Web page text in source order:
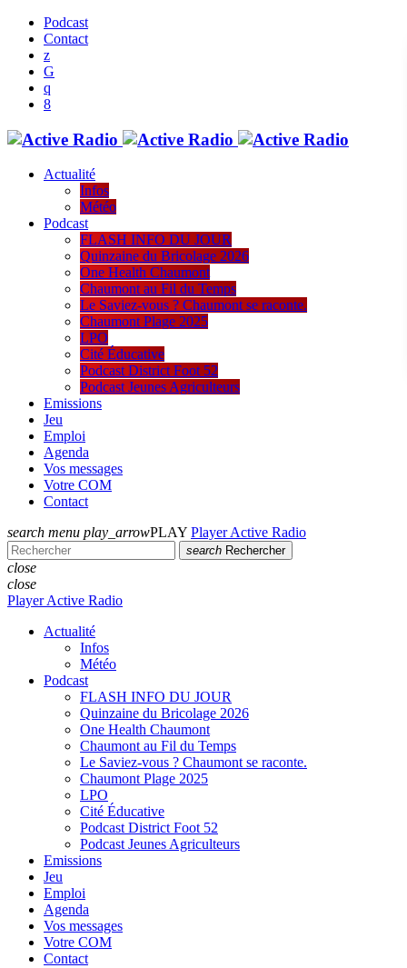
Podcast
Contact
Actualité
Infos
Météo
Podcast
FLASH INFO DU JOUR
Quinzaine du Bricolage 2026
One Health Chaumont
Chaumont au Fil du Temps
Le Saviez-vous ? Chaumont se raconte.
Chaumont Plage 2025
LPO
Cité Éducative
Podcast District Foot 52
Podcast Jeunes Agriculteurs
Emissions
Jeu
Emploi
Agenda
Vos messages
Votre COM
Contact
search menu play_arrowPLAY Player Active Radio
search Rechercher
close
close
Player Active Radio
Actualité
Infos
Météo
Podcast
FLASH INFO DU JOUR
Quinzaine du Bricolage 2026
One Health Chaumont
Chaumont au Fil du Temps
Le Saviez-vous ? Chaumont se raconte.
Chaumont Plage 2025
LPO
Cité Éducative
Podcast District Foot 52
Podcast Jeunes Agriculteurs
Emissions
Jeu
Emploi
Agenda
Vos messages
Votre COM
Contact